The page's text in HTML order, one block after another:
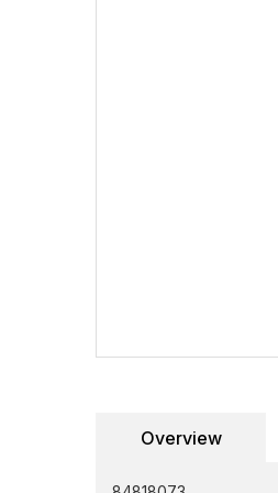
Overview